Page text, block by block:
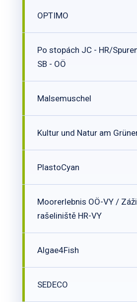
OPTIMO
Po stopách JC - HR/
SB - OÖ
Malsemuschel
Kultur und Natur am
PlastoCyan
Moorerlebnis OÖ-VY /
rašeliniště HR-VY
Algae4Fish
SEDECO